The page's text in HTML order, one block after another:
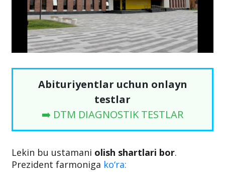
Abituriyentlar uchun onlayn
testlar
➡️ DTM DIAGNOSTIK TESTLAR
Lekin bu ustamani olish shartlari bor.
Prezident farmoniga ko‘ra: